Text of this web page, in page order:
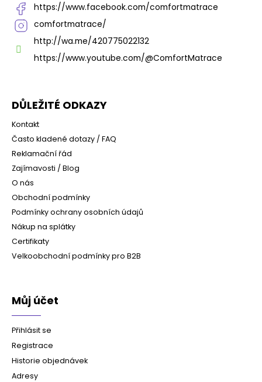
https://www.facebook.com/comfortmatrace
comfortmatrace/
http://wa.me/420775022132
https://www.youtube.com/@ComfortMatrace
DŮLEŽITÉ ODKAZY
Kontakt
Často kladené dotazy / FAQ
Reklamační řád
Zajímavosti / Blog
O nás
Obchodní podmínky
Podmínky ochrany osobních údajů
Nákup na splátky
Certifikaty
Velkoobchodní podmínky pro B2B
Můj účet
Přihlásit se
Registrace
Historie objednávek
Adresy